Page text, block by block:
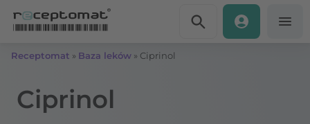
Receptomat » Baza leków » Ciprinol
Ciprinol